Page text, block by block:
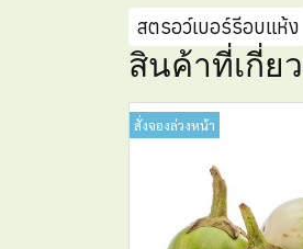
สตรอว์เบอร์รีอบแห้ง
สินค้าที่เกี่ย
สั่งจองล่วงหน้า